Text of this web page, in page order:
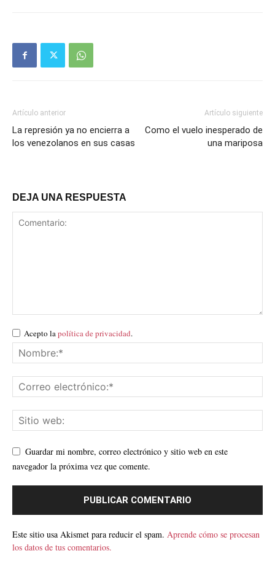
Artículo anterior
La represión ya no encierra a
los venezolanos en sus casas
Artículo siguiente
Como el vuelo inesperado de
una mariposa
DEJA UNA RESPUESTA
Acepto lapolítica de privacidad.
Guardar mi nombre, correo electrónico y sitio web en este
navegador la próxima vez que comente.
Este sitio usa Akismet para reducir el spam. Aprende cómo se procesan
los datos de tus comentarios.